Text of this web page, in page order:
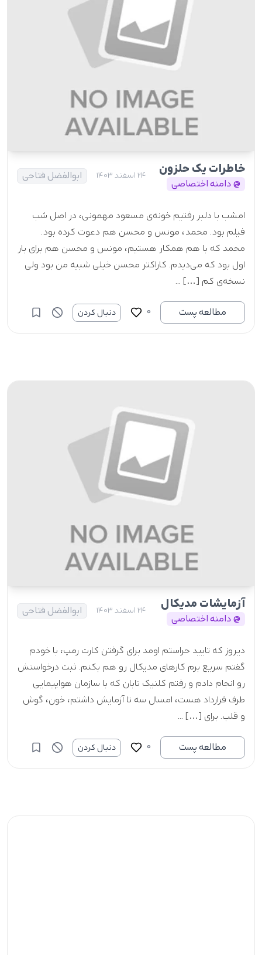
خاطرات یک حلزون
@ دامنه اختصاصی
24 اسفند 1403 ابوالفضل فتاحی
امشب با دلبر رفتیم خونه‌ی مسعود مهمونی، در اصل شب
فیلم بود. محمد، مونس و محسن هم دعوت کرده بود.
محمد که با هم همکار هستیم، مونس و محسن هم برای بار
اول بود که می‌دیدم. کاراکتر محسن خیلی شبیه من بود ولی
نسخه‌ی کم […] ...
مطالعه پست
0 دنبال کردن
آزمایشات مدیکال
@ دامنه اختصاصی
24 اسفند 1403 ابوالفضل فتاحی
دیروز که تایید حراستم اومد برای گرفتن کارت رمپ، با خودم
گفتم سریع برم کارهای مدیکال رو هم بکنم. ثبت درخواستش
رو انجام دادم و رفتم کلنیک تابان که با سازمان هواپیمایی
طرف قرارداد هست، امسال سه تا آزمایش داشتم، خون، گوش
و قلب. برای […] ...
مطالعه پست
0 دنبال کردن